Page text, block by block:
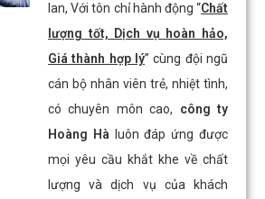
lan, Với tôn chỉ hành động “Chất
lượng tốt, Dịch vụ hoàn hảo,
Giá thành hợp lý” cùng đội ngũ
cán bộ nhân viên trẻ, nhiệt tình,
có chuyên môn cao, công ty
Hoàng Hà luôn đáp ứng được
mọi yêu cầu khắt khe về chất
lượng và dịch vụ của khách